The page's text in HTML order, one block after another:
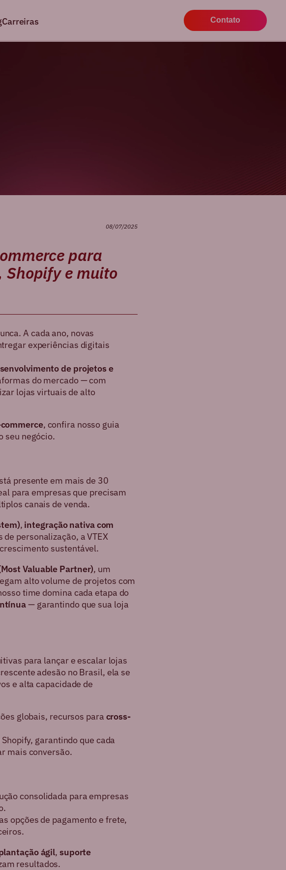
Carreiras Contato
08/07/2025
para
Shopify e muito
A cada ano, novas
experiências digitais
de projetos e
do mercado — com
lojas virtuais de alto
, confira nosso guia
seu negócio.
presente em mais de 30
para empresas que precisam
canais de venda.
, integração nativa com
personalização, a VTEX
sustentável.
Valuable Partner), um
alto volume de projetos com
time domina cada etapa do
— garantindo que sua loja
para lançar e escalar lojas
adesão no Brasil, ela se
e alta capacidade de
globais, recursos para cross-
garantindo que cada
mais conversão.
consolidada para empresas
opções de pagamento e frete,
ágil, suporte
resultados.